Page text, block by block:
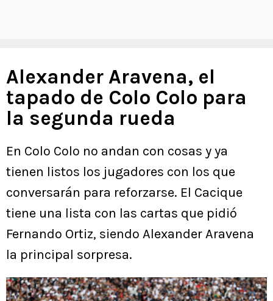
Alexander Aravena, el
tapado de Colo Colo para
la segunda rueda
En Colo Colo no andan con cosas y ya
tienen listos los jugadores con los que
conversarán para reforzarse. El Cacique
tiene una lista con las cartas que pidió
Fernando Ortiz, siendo Alexander Aravena
la principal sorpresa.